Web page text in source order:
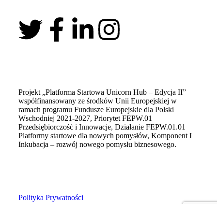
Projekt „Platforma Startowa Unicorn Hub – Edycja II”
współfinansowany ze środków Unii Europejskiej w
ramach programu Fundusze Europejskie dla Polski
Wschodniej 2021-2027, Priorytet FEPW.01
Przedsiębiorczość i Innowacje, Działanie FEPW.01.01
Platformy startowe dla nowych pomysłów, Komponent I
Inkubacja – rozwój nowego pomysłu biznesowego.
Polityka Prywatności